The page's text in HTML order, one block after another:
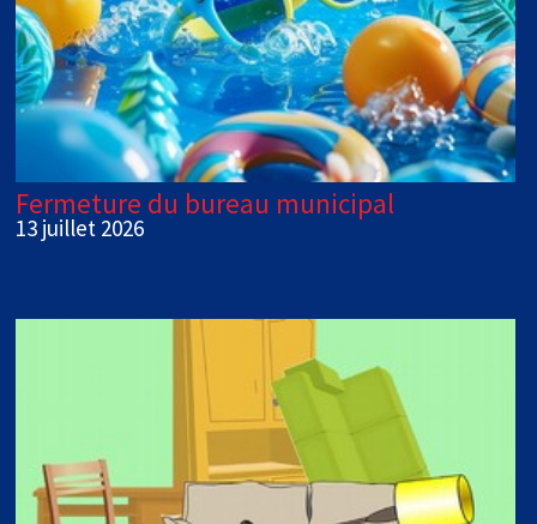
Fermeture du bureau municipal
13 juillet 2026